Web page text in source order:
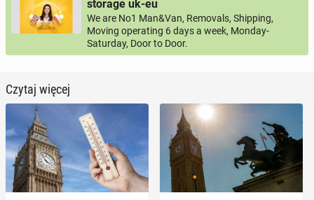
storage uk-eu
We are No1 Man&Van, Removals, Shipping,
Moving operating 6 days a week, Monday-
Saturday, Door to Door.
Czytaj więcej